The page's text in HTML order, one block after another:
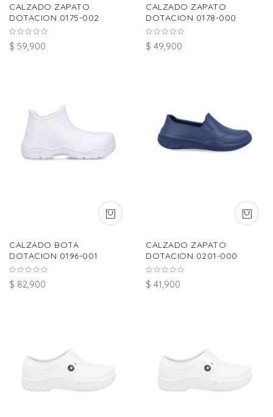
CALZADO ZAPATO
DOTACION 0175-002
$ 59,900
CALZADO ZAPATO
DOTACION 0178-000
$ 49,900
CALZADO BOTA
DOTACION 0196-001
$ 82,900
CALZADO ZAPATO
DOTACION 0201-000
$ 41,900